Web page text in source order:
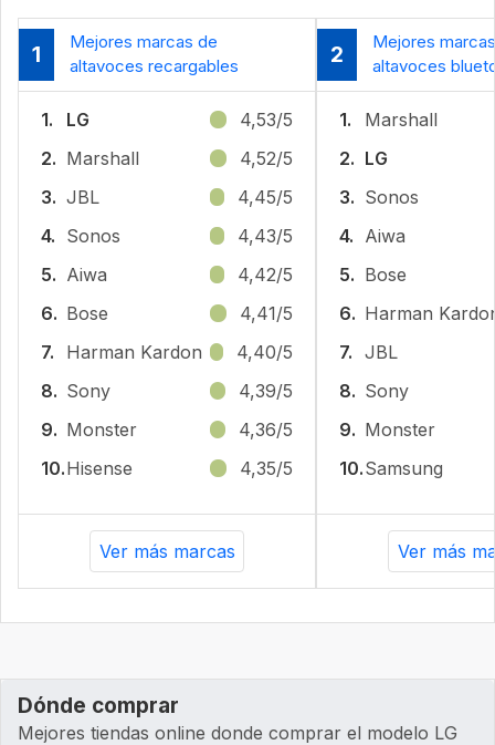
1
Mejores marcas de
altavoces recargables
1. LG
4,53/5
2. Marshall
4,52/5
3. JBL
4,45/5
4. Sonos
4,43/5
5. Aiwa
4,42/5
6. Bose
4,41/5
7.
Harman Kardon
4,40/5
8. Sony
4,39/5
9. Monster
4,36/5
10.Hisense 4,35/5
Ver más marcas
2
Mejores
altavoces
1.
Marshall
2. LG
3. Sonos
4. Aiwa
5. Bose
6. Harman
7. JBL
8. Sony
9. Monster
10.Samsung
Ver más
Dónde comprar
Mejores tiendas online donde comprar el modelo LG